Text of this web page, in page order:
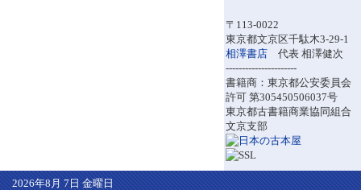
〒113-0022
東京都文京区千駄木3-29-1
相澤書店 代表 相澤健次
----------------------
書籍商：東京都公安委員会
許可 第305450506037号
東京都古書籍商業協同組合
文京支部
2026年8月 7日 金曜日